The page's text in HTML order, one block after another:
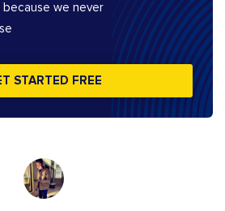
because we never
STARTED FREE